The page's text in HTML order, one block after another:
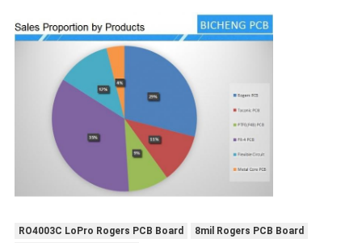
RO4003C LoPro Rogers PCB Board
8mil Rogers PCB Board